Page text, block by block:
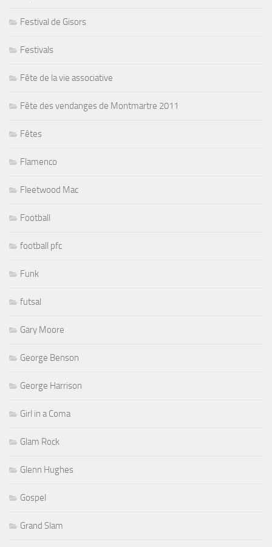
Festival de Gisors
Festivals
Fête de la vie associative
Fête des vendanges de Montmartre 2011
Fêtes
Flamenco
Fleetwood Mac
Football
football pfc
Funk
futsal
Gary Moore
George Benson
George Harrison
Girl in a Coma
Glam Rock
Glenn Hughes
Gospel
Grand Slam